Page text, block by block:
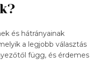
és hátrányainak
a legjobb választás
függ, és érdemes